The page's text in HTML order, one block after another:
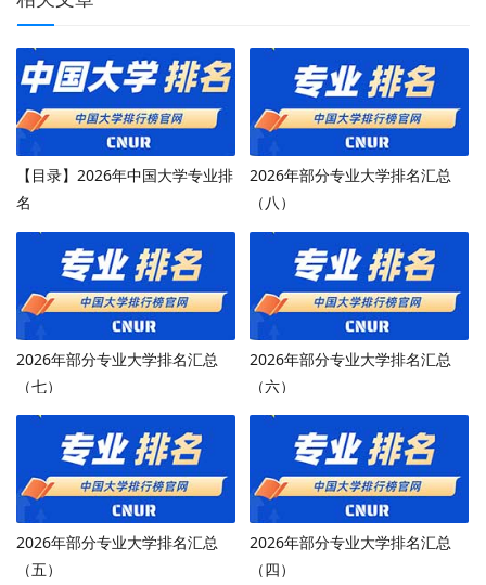
【目录】2026年中国大学专业排
名
2026年部分专业大学排名汇总
（八）
2026年部分专业大学排名汇总
（七）
2026年部分专业大学排名汇总
（六）
2026年部分专业大学排名汇总
（五）
2026年部分专业大学排名汇总
（四）